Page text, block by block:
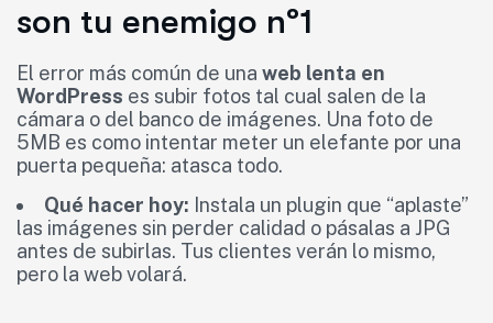
son tu enemigo nº1
El error más común de una web lenta en
WordPress es subir fotos tal cual salen de la
cámara o del banco de imágenes. Una foto de
5MB es como intentar meter un elefante por una
puerta pequeña: atasca todo.
Qué hacer hoy: Instala un plugin que “aplaste”
las imágenes sin perder calidad o pásalas a JPG
antes de subirlas. Tus clientes verán lo mismo,
pero la web volará.